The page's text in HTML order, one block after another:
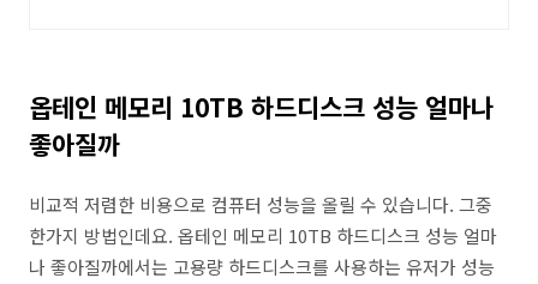
옵테인 메모리 10TB 하드디스크 성능 얼마나
좋아질까
비교적 저렴한 비용으로 컴퓨터 성능을 올릴 수 있습니다. 그중
한가지 방법인데요. 옵테인 메모리 10TB 하드디스크 성능 얼마
나 좋아질까에서는 고용량 하드디스크를 사용하는 유저가 성능